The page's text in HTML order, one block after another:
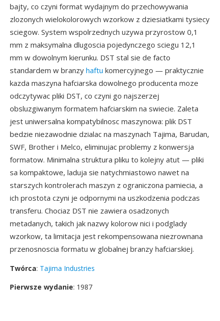
bajty, co czyni format wydajnym do przechowywania
zlozonych wielokolorowych wzorkow z dziesiatkami tysiecy
sciegow. System wspolrzednych uzywa przyrostow 0,1
mm z maksymalna dlugoscia pojedynczego sciegu 12,1
mm w dowolnym kierunku. DST stal sie de facto
standardem w branzy haftu komercyjnego — praktycznie
kazda maszyna hafciarska dowolnego producenta moze
odczytywac pliki DST, co czyni go najszerzej
obsluzgiwanym formatem hafciarskim na swiecie. Zaleta
jest uniwersalna kompatybilnosc maszynowa: plik DST
bedzie niezawodnie dzialac na maszynach Tajima, Barudan,
SWF, Brother i Melco, eliminujac problemy z konwersja
formatow. Minimalna struktura pliku to kolejny atut — pliki
sa kompaktowe, laduja sie natychmiastowo nawet na
starszych kontrolerach maszyn z ograniczona pamiecia, a
ich prostota czyni je odpornymi na uszkodzenia podczas
transferu. Chociaz DST nie zawiera osadzonych
metadanych, takich jak nazwy kolorow nici i podglady
wzorkow, ta limitacja jest rekompensowana niezrownana
przenosnoscia formatu w globalnej branzy hafciarskiej.
Twórca: Tajima Industries
Pierwsze wydanie: 1987